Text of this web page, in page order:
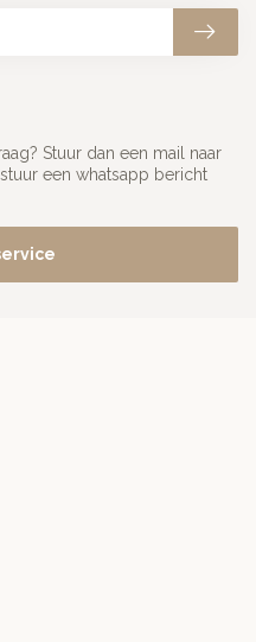
Stuur dan een mail naar
een whatsapp bericht